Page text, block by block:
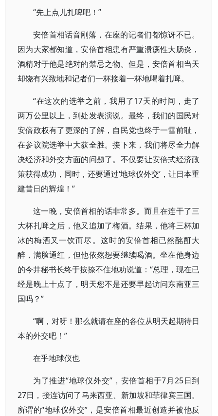
“先上点儿扎啤吧！”
安倍首相话音刚落，在座的记者们都惊讶不已。
因为大家都知道，安倍首相患有严重溃疡性大肠炎，
酒精对于他是绝对的禁忌之物。但是，安倍首相当天
却饶有兴致地和记者们一杯接着一杯地喝着扎啤。
“在这次的选举之前，我用了17天的时间，走了
两万公里以上，到处发表演说。最终，我们的国民对
安倍政权有了更深的了解，自民党也终于一雪前耻，
在参议院选举中大获全胜。接下来，我们将尽全力解
决经济和外交方面的问题了。不仅要让安倍式经济政
策获得成功，同时，还要通过‘地球仪外交’，让日本重
建昔日的辉煌！”
这一晚，安倍首相的话非常多。而且在连干了三
大杯扎啤之后，他又追加了梅酒。结果，他将三杯加
冰的梅酒又一饮而尽。这时的安倍首相已然酩酊大
醉，满脸通红，但他依然想要继续喝酒。坐在他身边
的今井秘书长终于按捺不住地劝说道：“总理，现在已
经是晚上十点了，明天您不是还要早起访问东南亚三
国吗？”
“啊，对呀！那么就请在座的各位从明天起期待日
本的外交吧！”
在乎地球仪也
为了推进“地球仪外交”，安倍首相于7月25日到
27日，接连访问了马来西亚、新加坡和菲律宾三国。
所谓的“地球仪外交”，是安倍首相最近创造并被他反